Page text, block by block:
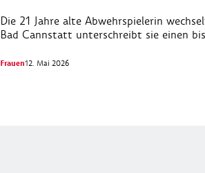
Die 21 Jahre alte Abwehrspielerin
Bad Cannstatt unterschreibt sie einen
Frauen12. Mai 2026